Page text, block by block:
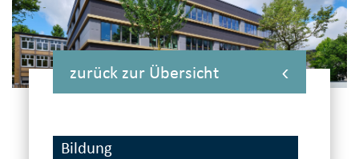
zurück zur Übersicht
Bildung